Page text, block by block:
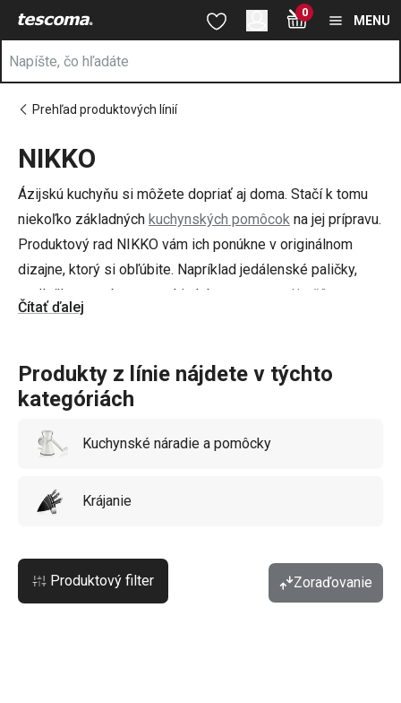
Prejsť na hlavný obsah
Prejsť na vyhľadávanie
Prejsť na navigáciu 0
MENU
Prehľad produktových línií
NIKKO
Ázijskú kuchyňu si môžete dopriať aj doma. Stačí k tomu
niekoľko základných kuchynských pomôcok na jej prípravu.
Produktový rad NIKKO vám ich ponúkne v originálnom
dizajne, ktorý si obľúbite. Napríklad jedálenské paličky,
podložka na prípravu sushi alebo
naparovací košík
ďalšie.
Čítať ďalej
Produkty z línie nájdete v týchto
kategóriách
Kuchynské náradie a pomôcky
Krájanie
Produktový filter Zoraďovanie